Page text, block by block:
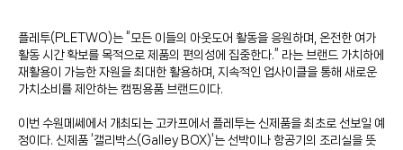
플레투(PLETWO)는 “모든 이들의 아웃도어 활동을 응원하며, 온전한 여가
활동 시간 확보를 목적으로 제품의 편의성에 집중한다.” 라는 브랜드 가치하에
재활용이 가능한 자원을 최대한 활용하며, 지속적인 업사이클을 통해 새로운
가치소비를 제안하는 캠핑용품 브랜드이다.
이번 수원메쎄에서 개최되는 고카프에서 플레투는 신제품을 최초로 선보일 예
정이다. 신제품 ‘갤리박스(Galley BOX)’는 선박이나 항공기의 조리실을 뜻